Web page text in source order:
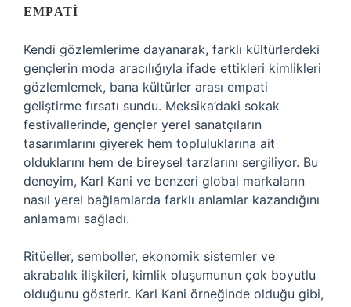
EMPATI
Kendi gözlemlerime dayanarak, farklı kültürlerdeki
gençlerin moda aracılığıyla ifade ettikleri kimlikleri
gözlemlemek, bana kültürler arası empati
geliştirme fırsatı sundu. Meksika’daki sokak
festivallerinde, gençler yerel sanatçıların
tasarımlarını giyerek hem topluluklarına ait
olduklarını hem de bireysel tarzlarını sergiliyor. Bu
deneyim, Karl Kani ve benzeri global markaların
nasıl yerel bağlamlarda farklı anlamlar kazandığını
anlamamı sağladı.
Ritüeller, semboller, ekonomik sistemler ve
akrabalık ilişkileri, kimlik oluşumunun çok boyutlu
olduğunu gösterir. Karl Kani örneğinde olduğu gibi,